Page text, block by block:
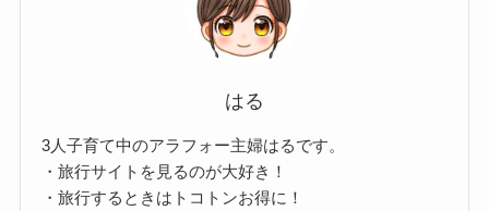
はる
3人子育て中のアラフォー主婦はるです。
・旅行サイトを見るのが大好き！
・旅行するときはトコトンお得に！